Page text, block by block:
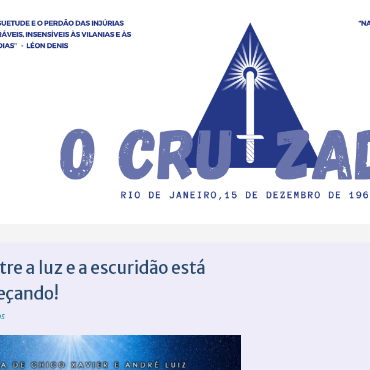
a luz e a escuridão está